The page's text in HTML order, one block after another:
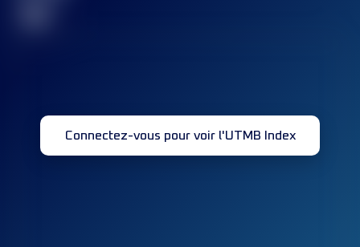
Connectez-vous pour voir l'UTMB Index